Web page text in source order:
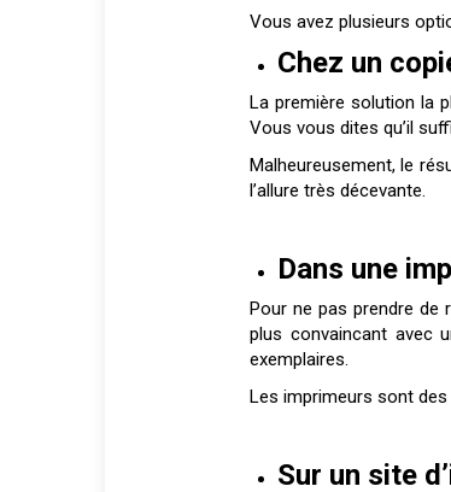
Vous avez plusieurs
Chez un
La première solution la
Vous vous dites qu’il
Malheureusement, le
l’allure très décevante.
Dans une
Pour ne pas prendre de
plus convaincant avec
exemplaires.
Les imprimeurs sont
Sur un site